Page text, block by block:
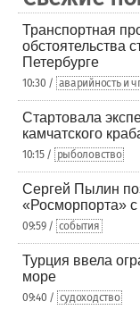
Транспортная
обстоятельства
Петербурге
10:30 / аварийность и
Стартовала
камчатского
10:15 / рыболовство
Сергей Пылин
«Росморпорта»
09:59 / события
Турция ввела
море
09:40 / судоходство